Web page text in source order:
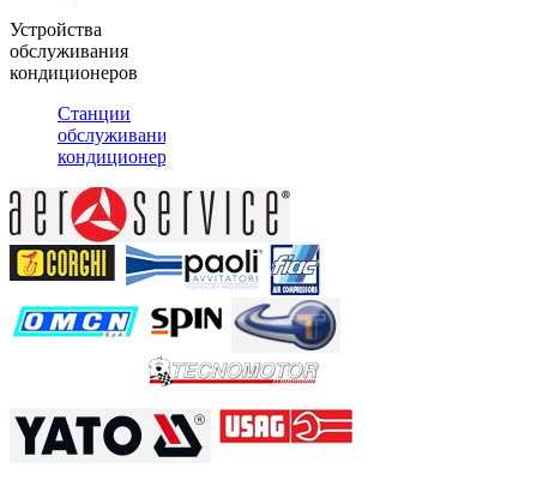
Устройства
обслуживания
кондиционеров
Станции
обслуживания
кондиционеров